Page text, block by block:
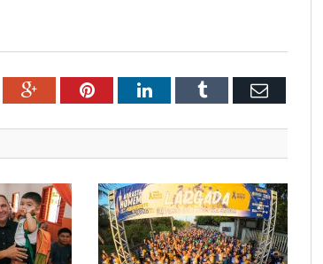
Google+PinterestLinkedInTumblr Email